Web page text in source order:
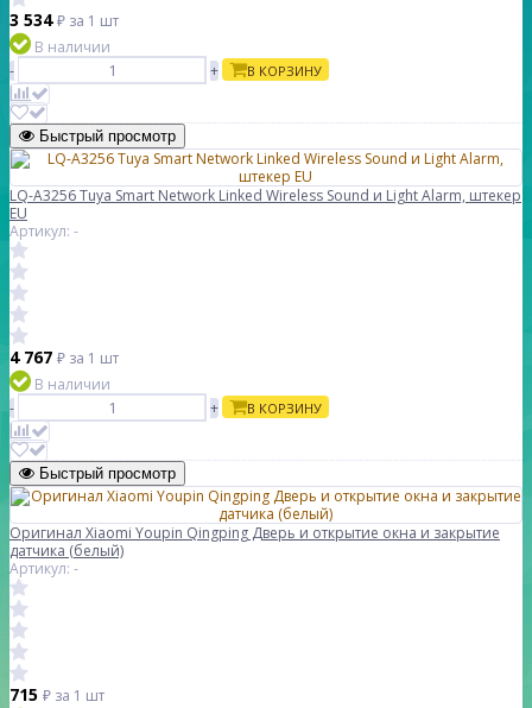
3 534₽ за 1 шт
В наличии
-
+ В КОРЗИНУ
Быстрый просмотр
LQ-A3256 Tuya Smart Network Linked Wireless Sound и Light Alarm, штекер
EU
Артикул: -
4 767 ₽ за 1 шт
В наличии
-
+ В КОРЗИНУ
Быстрый просмотр
Оригинал Xiaomi Youpin Qingping Дверь и открытие окна и закрытие
датчика (белый)
Артикул: -
715 ₽ за 1 шт